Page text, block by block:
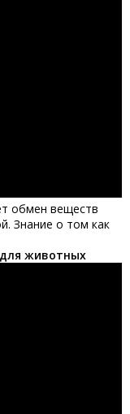
обмен веществ
Знание о том как
животных